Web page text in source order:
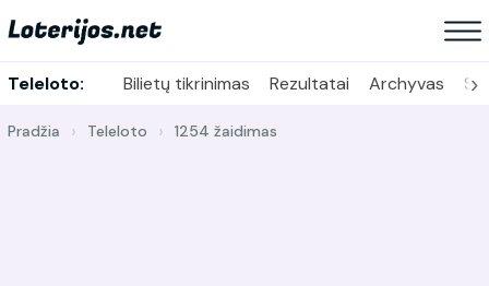
Teleloto: Bilietų tikrinimas Rezultatai Archyvas ›
Pradžia Teleloto 1254 žaidimas